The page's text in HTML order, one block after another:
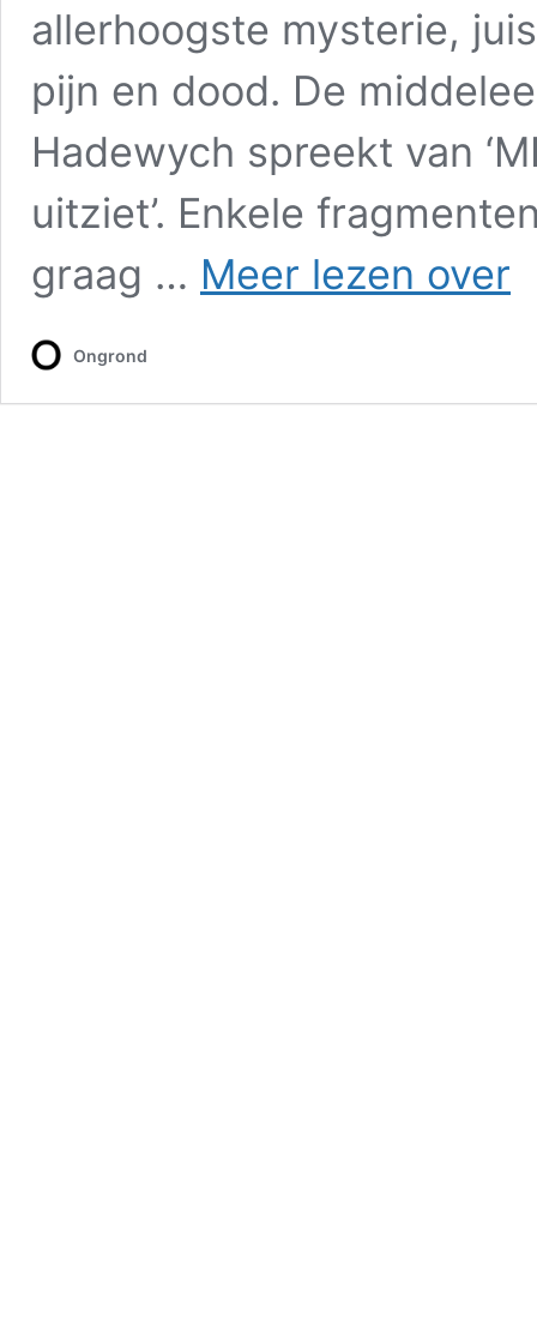
allerhoogste mysterie,
pijn en dood. De
Hadewych spreekt van
uitziet’. Enkele
graag … Meer lezen over
Ongrond